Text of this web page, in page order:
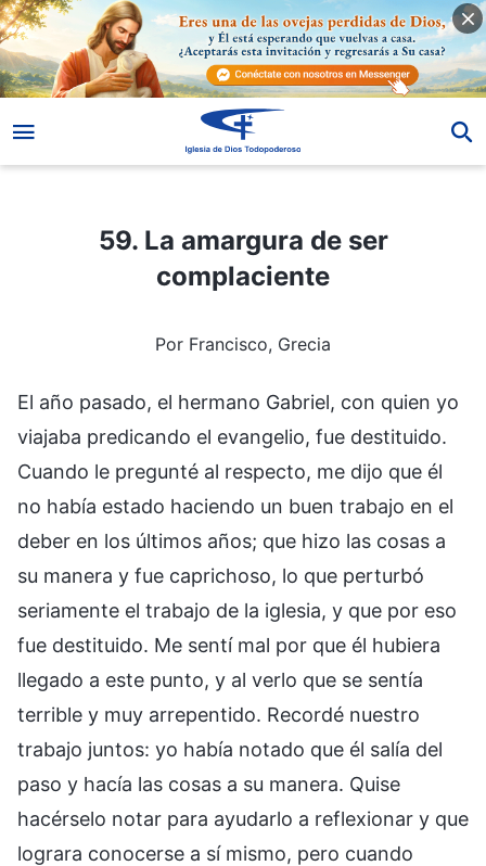
59. La amargura de ser complaciente
59. La amargura de ser
complaciente
Por Francisco, Grecia
El año pasado, el hermano Gabriel, con quien yo
viajaba predicando el evangelio, fue destituido.
Cuando le pregunté al respecto, me dijo que él
no había estado haciendo un buen trabajo en el
deber en los últimos años; que hizo las cosas a
su manera y fue caprichoso, lo que perturbó
seriamente el trabajo de la iglesia, y que por eso
fue destituido. Me sentí mal por que él hubiera
llegado a este punto, y al verlo que se sentía
terrible y muy arrepentido. Recordé nuestro
trabajo juntos: yo había notado que él salía del
paso y hacía las cosas a su manera. Quise
hacérselo notar para ayudarlo a reflexionar y que
lograra conocerse a sí mismo, pero cuando